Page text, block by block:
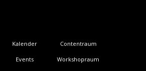
Kalender
Events
Contentraum
Workshopraum